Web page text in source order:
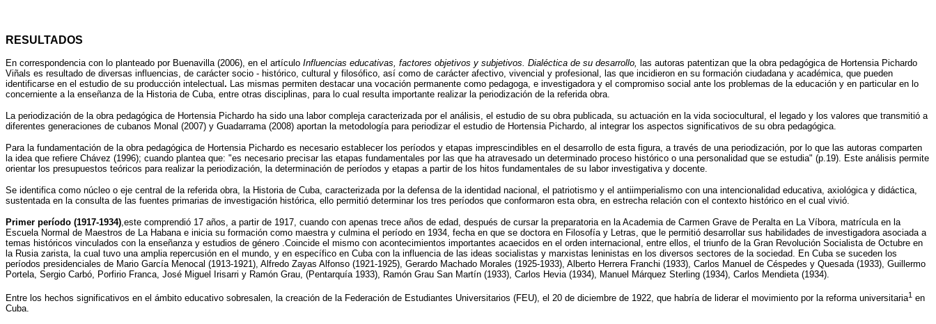
RESULTADOS
En correspondencia con lo planteado por Buenavilla (2006), en el artículo Influencias educativas, factores objetivos y subjetivos. Dialéctica de su desarrollo, las autoras patentizan que la obra pedagógica de Hortensia Pichardo
Viñals es resultado de diversas influencias, de carácter socio - histórico, cultural y filosófico, así como de carácter afectivo, vivencial y profesional, las que incidieron en su formación ciudadana y académica, que pueden
identificarse en el estudio de su producción intelectual. Las mismas permiten destacar una vocación permanente como pedagoga, e investigadora y el compromiso social ante los problemas de la educación y en particular en lo
concerniente a la enseñanza de la Historia de Cuba, entre otras disciplinas, para lo cual resulta importante realizar la periodización de la referida obra.
La periodización de la obra pedagógica de Hortensia Pichardo ha sido una labor compleja caracterizada por el análisis, el estudio de su obra publicada, su actuación en la vida sociocultural, el legado y los valores que transmitió a
diferentes generaciones de cubanos Monal (2007) y Guadarrama (2008) aportan la metodología para periodizar el estudio de Hortensia Pichardo, al integrar los aspectos significativos de su obra pedagógica.
Para la fundamentación de la obra pedagógica de Hortensia Pichardo es necesario establecer los períodos y etapas imprescindibles en el desarrollo de esta figura, a través de una periodización, por lo que las autoras comparten
la idea que refiere Chávez (1996); cuando plantea que: "es necesario precisar las etapas fundamentales por las que ha atravesado un determinado proceso histórico o una personalidad que se estudia" (p.19). Este análisis permite
orientar los presupuestos teóricos para realizar la periodización, la determinación de períodos y etapas a partir de los hitos fundamentales de su labor investigativa y docente.
Se identifica como núcleo o eje central de la referida obra, la Historia de Cuba, caracterizada por la defensa de la identidad nacional, el patriotismo y el antiimperialismo con una intencionalidad educativa, axiológica y didáctica,
sustentada en la consulta de las fuentes primarias de investigación histórica, ello permitió determinar los tres períodos que conformaron esta obra, en estrecha relación con el contexto histórico en el cual vivió.
Primer período (1917-1934),este comprendió 17 años, a partir de 1917, cuando con apenas trece años de edad, después de cursar la preparatoria en la Academia de Carmen Grave de Peralta en La Víbora, matrícula en la
Escuela Normal de Maestros de La Habana e inicia su formación como maestra y culmina el período en 1934, fecha en que se doctora en Filosofía y Letras, que le permitió desarrollar sus habilidades de investigadora asociada a
temas históricos vinculados con la enseñanza y estudios de género .Coincide el mismo con acontecimientos importantes acaecidos en el orden internacional, entre ellos, el triunfo de la Gran Revolución Socialista de Octubre en
la Rusia zarista, la cual tuvo una amplia repercusión en el mundo, y en específico en Cuba con la influencia de las ideas socialistas y marxistas leninistas en los diversos sectores de la sociedad. En Cuba se suceden los
períodos presidenciales de Mario García Menocal (1913-1921), Alfredo Zayas Alfonso (1921-1925), Gerardo Machado Morales (1925-1933), Alberto Herrera Franchi (1933), Carlos Manuel de Céspedes y Quesada (1933), Guillermo
Portela, Sergio Carbó, Porfirio Franca, José Miguel Irisarri y Ramón Grau, (Pentarquía 1933), Ramón Grau San Martín (1933), Carlos Hevia (1934), Manuel Márquez Sterling (1934), Carlos Mendieta (1934).
Entre los hechos significativos en el ámbito educativo sobresalen, la creación de la Federación de Estudiantes Universitarios (FEU), el 20 de diciembre de 1922, que habría de liderar el movimiento por la reforma universitaria1 en
Cuba.